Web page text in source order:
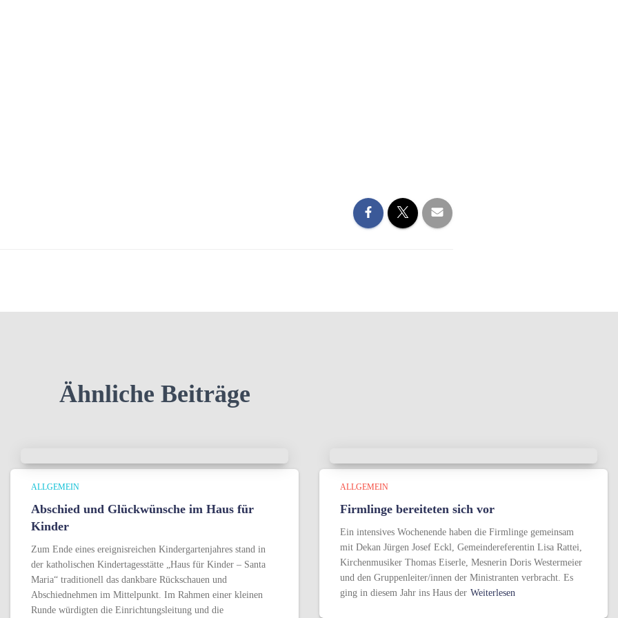
Ähnliche Beiträge
ALLGEMEIN
Abschied und Glückwünsche im Haus für
Kinder
Zum Ende eines ereignisreichen Kindergartenjahres stand in
der katholischen Kindertagesstätte „Haus für Kinder – Santa
Maria“ traditionell das dankbare Rückschauen und
Abschiednehmen im Mittelpunkt. Im Rahmen einer kleinen
Runde würdigten die Einrichtungsleitung und die
ALLGEMEIN
Firmlinge bereiteten sich vor
Ein intensives Wochenende haben die Firmlinge gemeinsam
mit Dekan Jürgen Josef Eckl, Gemeindereferentin Lisa Rattei,
Kirchenmusiker Thomas Eiserle, Mesnerin Doris Westermeier
und den Gruppenleiter/innen der Ministranten verbracht. Es
ging in diesem Jahr ins Haus der Weiterlesen